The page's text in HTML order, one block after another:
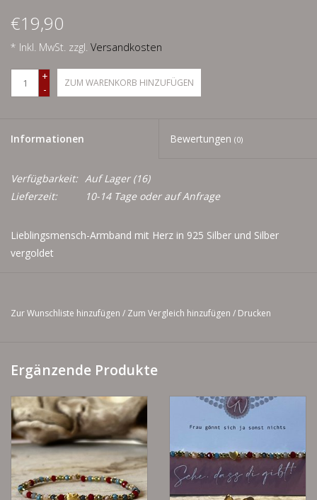
€19,90
* Inkl. MwSt. zzgl. Versandkosten
+
-
ZUM WARENKORB HINZUFÜGEN
Informationen Bewertungen (0)
Verfügbarkeit: Auf Lager(16)
Lieferzeit:
10-14 Tage oder auf Anfrage
Lieblingsmensch-Armband mit Herz in 925 Silber und Silber
vergoldet
Zur Wunschliste hinzufügen / Zum Vergleich hinzufügen / Drucken
Ergänzende Produkte